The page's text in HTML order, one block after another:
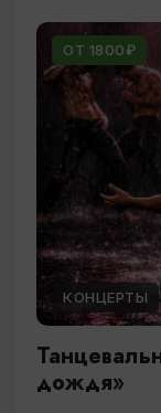
ОТ 1800₽
КОНЦЕРТЫ
дождя»